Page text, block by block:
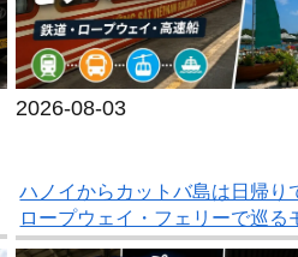
2026-08-03
ハノイからカットバ島は日帰り
ロープウェイ・フェリーで巡る